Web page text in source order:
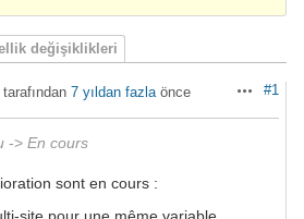
değişiklikleri
Aksiyonlar
#1
tarafından 7 yıldan fazla önce
-> En cours
sont en cours :
site pour une même variable